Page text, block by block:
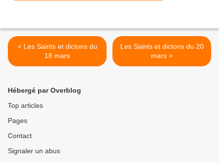
< Les Saints et dictons du
18 mars
Les Saints et dictons du 20
mars >
Hébergé par Overblog
Top articles
Pages
Contact
Signaler un abus